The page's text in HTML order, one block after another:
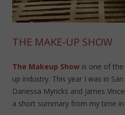
THE MAKE-UP SHOW
The Makeup Show is one of
up industry. This year I was in
Danessa Myricks and James
a short summary from my time in